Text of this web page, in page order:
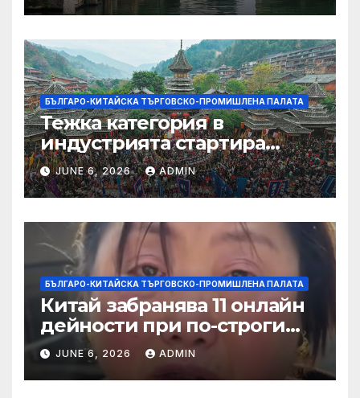
БЪЛГАРО-КИТАЙСКА ТЪРГОВСКО-ПРОМИШЛЕНА ПАЛАТА
Тежка категория в
индустрията стартира
алианс за космическа
слънчева енергия
JUNE 6, 2026 ADMIN
БЪЛГАРО-КИТАЙСКА ТЪРГОВСКО-ПРОМИШЛЕНА ПАЛАТА
Китай забранява 11 онлайн
дейности при по-строги
правила за ограничаване на
слуховете и
кибернасилниците
JUNE 6, 2026 ADMIN